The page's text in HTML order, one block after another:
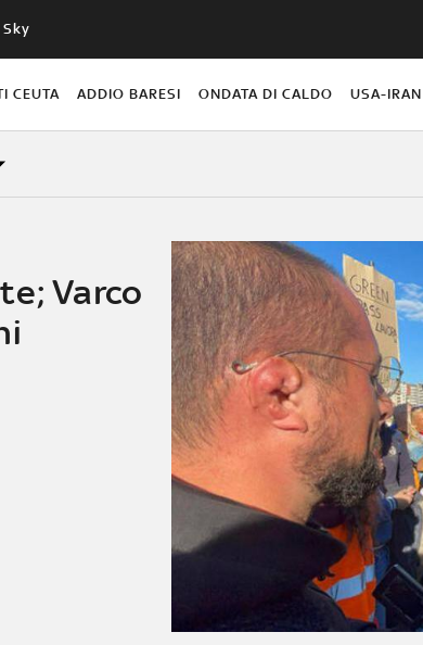
CEUTA ADDIO BARESI ONDATA DI CALDO USA-IRAN
Varco